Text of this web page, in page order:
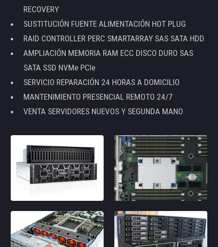
RECOVERY
SUSTITUCIÓN FUENTE ALIMENTACIÓN HOT PLUG
RAID CONTROLLER PERC SMARTARRAY SAS SATA HDD
AMPLIACIÓN MEMORIA RAM ECC DISCO DURO SAS
SATA SSD NVMe PCIe
SERVICIO REPARACIÓN 24 HORAS A DOMICILIO
MANTENIMIENTO PRESENCIAL REMOTO 24/7
VENTA SERVIDORES NUEVOS Y SEGUNDA MANO